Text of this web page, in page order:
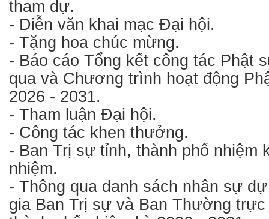
tham dự.
- Diễn văn khai mạc Đại hội.
- Tặng hoa chúc mừng.
- Báo cáo Tổng kết công tác Phật
qua và Chương trình hoạt động
2026 - 2031.
- Tham luận Đại hội.
- Công tác khen thưởng.
- Ban Trị sự tỉnh, thành phố nhiệm
nhiệm.
- Thông qua danh sách nhân sự
gia Ban Trị sự và Ban Thường